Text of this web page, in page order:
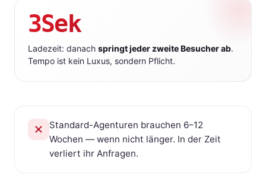
3Sek
Ladezeit: danach springt jeder zweite Besucher ab.
Tempo ist kein Luxus, sondern Pflicht.
Standard-Agenturen brauchen 6–12
Wochen — wenn nicht länger. In der Zeit
verliert ihr Anfragen.